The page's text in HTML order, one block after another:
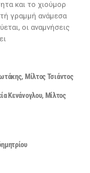
και το χιούμορ
γραμμή ανάμεσα
οι αναμνήσεις
Μίλτος Τσιάντος
Κενάνογλου, Μίλτος